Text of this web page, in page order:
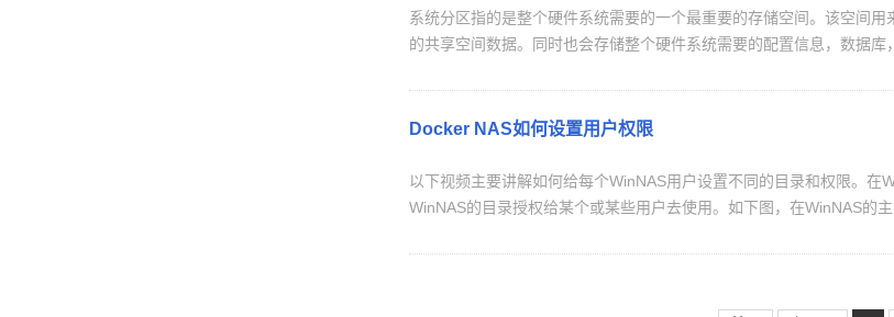
系统分区指的是整个硬件系统需要的一个最重要的存储空间。该空间
的共享空间数据。同时也会存储整个硬件系统需要的配置信息，数据库
Docker NAS如何设置用户权限
以下视频主要讲解如何给每个WinNAS用户设置不同的目录和权限。
WinNAS的目录授权给某个或某些用户去使用。如下图，在WinNAS的主